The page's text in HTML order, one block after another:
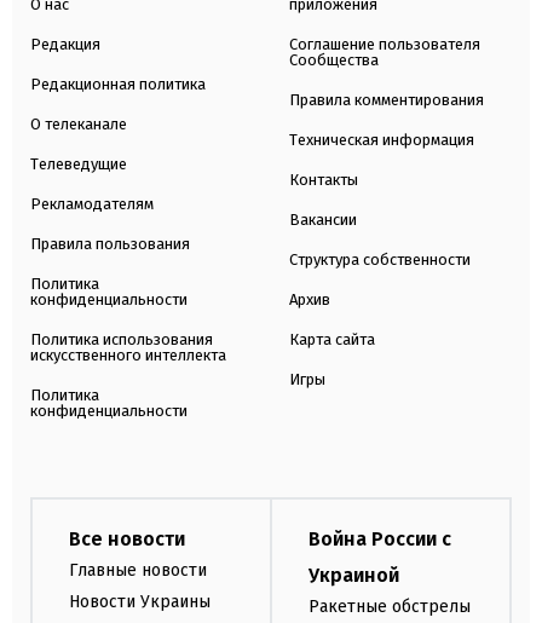
О нас
Редакция
Редакционная политика
О телеканале
Телеведущие
Рекламодателям
Правила пользования
Политика
конфиденциальности
Политика использования
искусственного интеллекта
Политика
конфиденциальности
приложения
Соглашение пользователя
Сообщества
Правила комментирования
Техническая информация
Контакты
Вакансии
Структура собственности
Архив
Карта сайта
Игры
Все новости
Главные новости
Новости Украины
Война России с
Украиной
Ракетные обстрелы